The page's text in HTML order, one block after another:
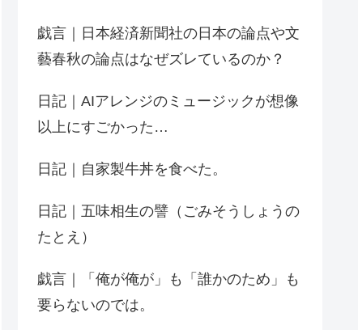
戯言｜日本経済新聞社の日本の論点や文
藝春秋の論点はなぜズレているのか？
日記｜AIアレンジのミュージックが想像
以上にすごかった…
日記｜自家製牛丼を食べた。
日記｜五味相生の譬（ごみそうしょうの
たとえ）
戯言｜「俺が俺が」も「誰かのため」も
要らないのでは。